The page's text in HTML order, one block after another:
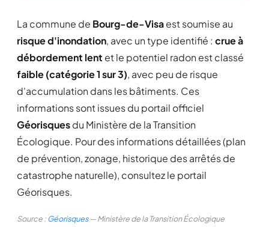
La commune de Bourg-de-Visaest soumise au
risque d'inondation, avec un type identifié : crue à
débordement lent et le potentiel radon est classé
faible (catégorie 1 sur 3), avec peu de risque
d'accumulation dans les bâtiments. Ces
informations sont issues du portail officiel
Géorisquesdu Ministère de la Transition
Écologique. Pour des informations détaillées (plan
de prévention, zonage, historique des arrêtés de
catastrophe naturelle), consultez le portail
Géorisques.
Source :Géorisques— Ministère de la Transition Écologique